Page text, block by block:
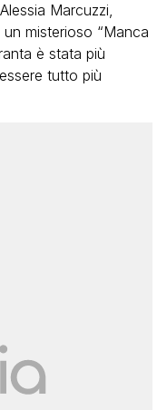
Marcuzzi,
misterioso “Manca
è stata più
tutto più